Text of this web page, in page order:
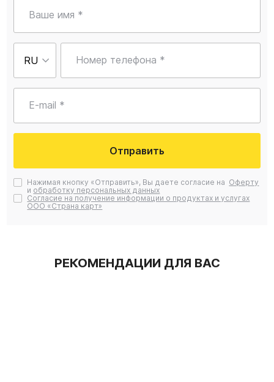
Ваше имя *
Номер телефона *
E-mail *
Отправить
Нажимая кнопку «Отправить», Вы даете согласие на Оферту
и обработку персональных данных
Согласие на получение информации о продуктах и услугах
ООО «Страна карт»
РЕКОМЕНДАЦИИ ДЛЯ ВАС